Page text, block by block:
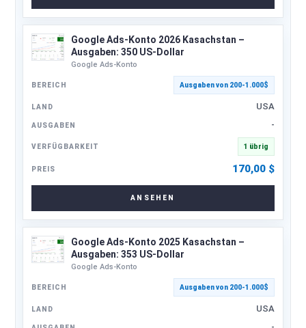
Google Ads-Konto 2026 Kasachstan –
Ausgaben: 350 US-Dollar
Google Ads-Konto
Ausgaben von 200-1.000$
USA
-
1 übrig
170,00 $
ANSEHEN
Google Ads-Konto 2025 Kasachstan –
Ausgaben: 353 US-Dollar
Google Ads-Konto
Ausgaben von 200-1.000$
USA